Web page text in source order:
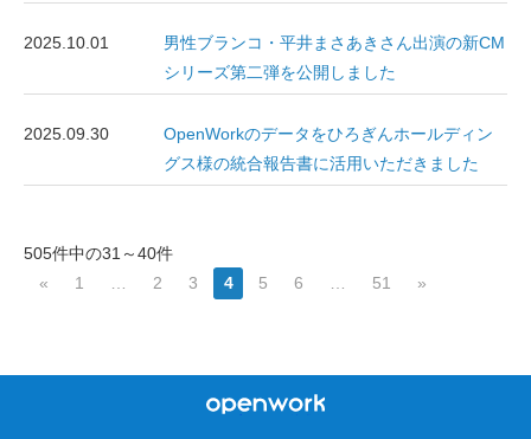
2025.10.01
男性ブランコ・平井まさあきさん出演の新CM
シリーズ第二弾を公開しました
2025.09.30
OpenWorkのデータをひろぎんホールディン
グス様の統合報告書に活用いただきました
505件中の31～40件
«
1 2 3 4 5 6 51 »